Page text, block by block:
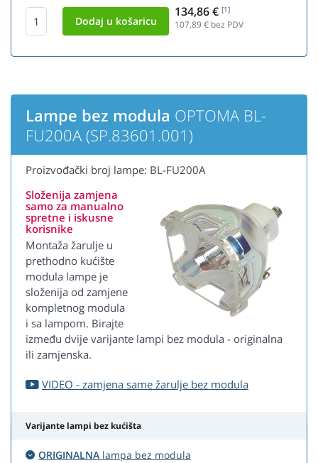
134,86 € [1]
107,89€ bez PDV
Lampe bez modula OPTOMA BL-
FU200A (SP.83601.001)
Proizvođački broj lampe: BL-FU200A
Složenija zamjena
samo za manualno
spretne i iskusne
korisnike
Montaža žarulje u
prethodno kućište
modula lampe je
složenija od zamjene
kompletnog modula
i sa lampom. Birajte
između dvije varijante lampi bez modula - originalna
ili zamjenska.
VIDEO - zamjena same žarulje bez modula
Varijante lampi bez kućišta
ORIGINALNA lampa bez modula